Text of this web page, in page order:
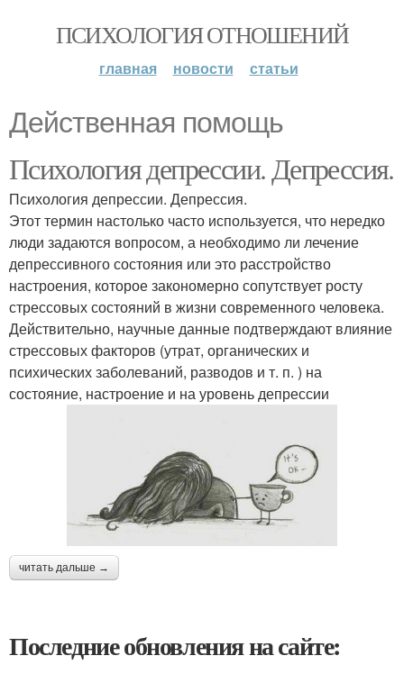
ПСИХОЛОГИЯ ОТНОШЕНИЙ
главная новости статьи
Действенная помощь
Психология депрессии. Депрессия.
Психология депрессии. Депрессия.
Этот термин настолько часто используется, что нередко
люди задаются вопросом, а необходимо ли лечение
депрессивного состояния или это расстройство
настроения, которое закономерно сопутствует росту
стрессовых состояний в жизни современного человека.
Действительно, научные данные подтверждают влияние
стрессовых факторов (утрат, органических и
психических заболеваний, разводов и т. п. ) на
состояние, настроение и на уровень депрессии
читать дальше →
Последние обновления на сайте: